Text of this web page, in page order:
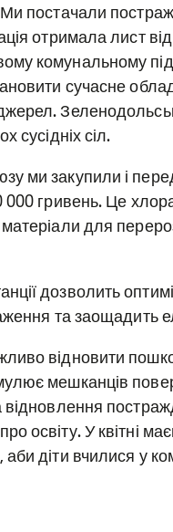
Ми постачали
отримала лист
комунальному
сучасне
сусідніх сіл.
ми закупили і
000 гривень. Це
для
дозволить
та заощадить
відновити
мешканців
відновлення
освіту. У квітні
діти вчилися у